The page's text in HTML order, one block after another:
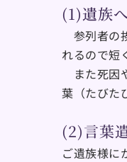
(1)遺族
参列者の
れるので短
また死因
葉（たびた
(2)言葉
ご遺族様に